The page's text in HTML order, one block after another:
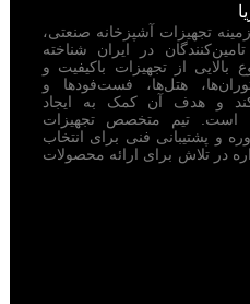
تجهیزات آشپزخانه صنعتی،
در ایران شناخته
بالایی از تجهیزات باکیفیت و
هتل‌ها، فست‌فودها و
و هدف آن کمک به ایجاد
است. تیم متخصص تجهیزات
و پشتیبانی فنی برای انتخاب
در تلاش برای ارائه محصولات